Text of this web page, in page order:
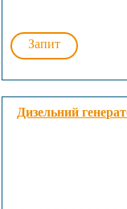
Запит
Дизельний